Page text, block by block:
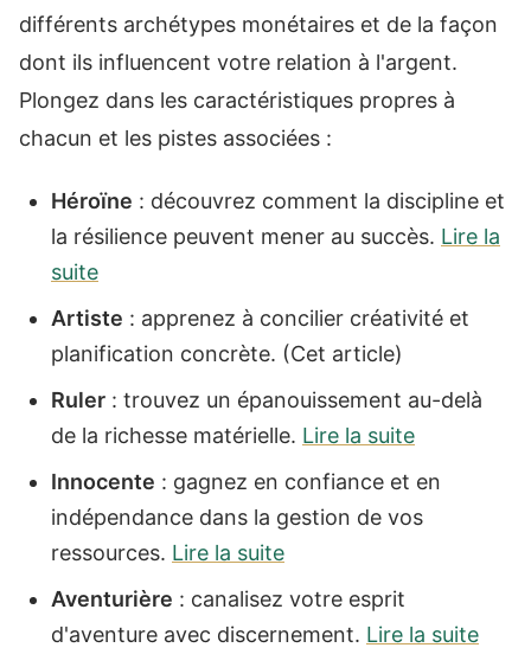
différents archétypes monétaires et de la façon
dont ils influencent votre relation à l'argent.
Plongez dans les caractéristiques propres à
chacun et les pistes associées :
Héroïne : découvrez comment la discipline et
la résilience peuvent mener au succès. Lire la
suite
Artiste : apprenez à concilier créativité et
planification concrète. (Cet article)
Ruler : trouvez un épanouissement au-delà
de la richesse matérielle. Lire la suite
Innocente : gagnez en confiance et en
indépendance dans la gestion de vos
ressources. Lire la suite
Aventurière : canalisez votre esprit
d'aventure avec discernement. Lire la suite